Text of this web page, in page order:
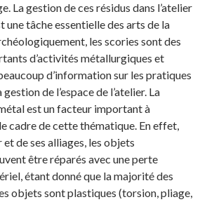
La gestion de ces résidus dans l’atelier
une tâche essentielle des arts de la
les scories sont des
d’activités métallurgiques et
d’information sur les pratiques
de l’espace de l’atelier. La
est un facteur important à
cadre de cette thématique. En effet,
et de ses alliages, les objets
être réparés avec une perte
étant donné que la majorité des
objets sont plastiques (torsion, pliage,